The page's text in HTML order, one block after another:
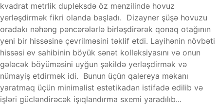
kvadrat metrlik dupleksdə öz mənzilində hovuz
yerləşdirmək fikri olanda başladı. Dizayner şüşə hovuzu
oradakı nəhəng pəncərələrlə birləşdirərək qonaq otağının
yeni bir hissəsinə çevrilməsini təklif etdi. Layihənin növbəti
hissəsi ev sahibinin böyük sənət kolleksiyasını və onun
gələcək böyüməsini uyğun şəkildə yerləşdirmək və
nümayiş etdirmək idi. Bunun üçün qalereya məkanı
yaratmaq üçün minimalist estetikadan istifadə edilib və
işləri gücləndirəcək işıqlandırma sxemi yaradılıb...